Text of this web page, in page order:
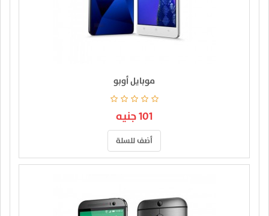
موبايل أوبو
101 جنيه
أضف للسلة